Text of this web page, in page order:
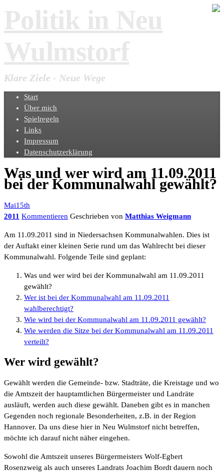
Klare Ziele - Neue Wege
Start
Über mich
Spielregeln
Links
Impressum
Datenschutzerklärung
Was und wer wird am 11.09.2011
bei der Kommunalwahl gewählt?
Mai15th
2011 Kommentieren Geschrieben von Matthias Weigmann
Am 11.09.2011 sind in Niedersachsen Kommunalwahlen. Dies ist
der Auftakt einer kleinen Serie rund um das Wahlrecht bei dieser
Kommunalwahl. Folgende Teile sind geplant:
Was und wer wird bei der Kommunalwahl am 11.09.2011
gewählt?
Wer ist bei der Kommunalwahl am 11.09.2011
wahlberechtigt?
Wie wird bei der Kommunalwahl am 11.09.2011 gewählt?
Wie werden die Sitze bei der Kommunalwahl am 11.09.2011
verteilt?
Wer wird gewählt?
Gewählt werden die Gemeinde- bzw. Stadträte, die Kreistage und wo
die Amtszeit der hauptamtlichen Bürgermeister und Landräte
ausläuft, werden auch diese gewählt. Daneben gibt es in manchen
Gegenden noch regionale Besonderheiten, z.B. in der Region
Hannover. Da uns diese hier in Neu Wulmstorf nicht betreffen,
möchte ich darauf nicht näher eingehen.
Sowohl die Amtszeit unseres Bürgermeisters Wolf-Egbert
Rosenzweig als auch unseres Landrats Joachim Bordt dauern noch